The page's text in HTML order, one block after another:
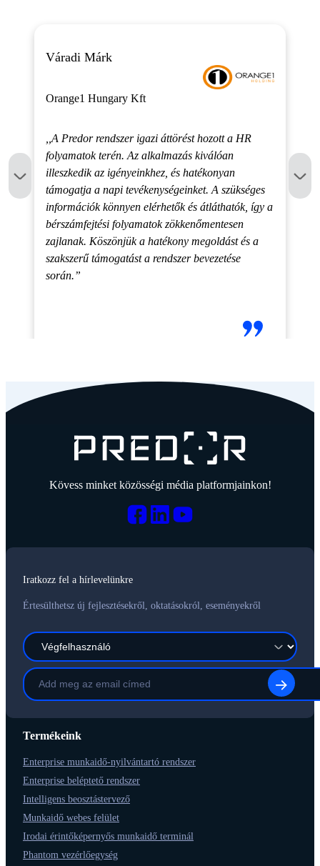
Váradi Márk
Orange1 Hungary Kft
,,A Predor rendszer igazi áttörést hozott a HR
folyamatok terén. Az alkalmazás kiválóan
illeszkedik az igényeinkhez, és hatékonyan
támogatja a napi tevékenységeinket. A szükséges
információk könnyen elérhetők és átláthatók, így a
bérszámfejtési folyamatok zökkenőmentesen
zajlanak. Köszönjük a hatékony megoldást és a
szakszerű támogatást a rendszer bevezetése
során.”
Kövess minket közösségi média platformjainkon!
Termékeink
Enterprise munkaidő-nyilvántartó rendszer
Enterprise beléptető rendszer
Intelligens beosztástervező
Munkaidő webes felület
Irodai érintőképernyős munkaidő terminál
Phantom vezérlőegység
Iratkozz fel a hírlevelünkre
Értesülthetsz új fejlesztésekről, oktatásokról, eseményekről